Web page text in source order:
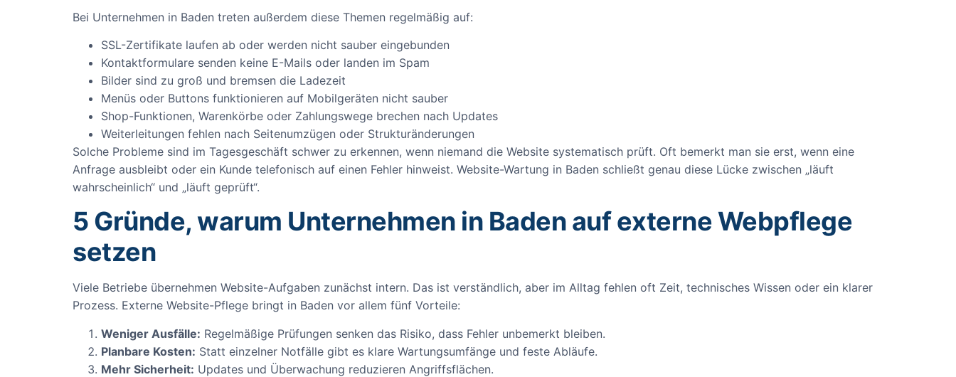
Bei Unternehmen in Baden treten außerdem diese Themen regelmäßig auf:
SSL-Zertifikate laufen ab oder werden nicht sauber eingebunden
Kontaktformulare senden keine E-Mails oder landen im Spam
Bilder sind zu groß und bremsen die Ladezeit
Menüs oder Buttons funktionieren auf Mobilgeräten nicht sauber
Shop-Funktionen, Warenkörbe oder Zahlungswege brechen nach Updates
Weiterleitungen fehlen nach Seitenumzügen oder Strukturänderungen
Solche Probleme sind im Tagesgeschäft schwer zu erkennen, wenn niemand die Website systematisch prüft. Oft bemerkt man sie erst, wenn eine
Anfrage ausbleibt oder ein Kunde telefonisch auf einen Fehler hinweist. Website-Wartung in Baden schließt genau diese Lücke zwischen „läuft
wahrscheinlich“ und „läuft geprüft“.
5 Gründe, warum Unternehmen in Baden auf externe Webpflege
setzen
Viele Betriebe übernehmen Website-Aufgaben zunächst intern. Das ist verständlich, aber im Alltag fehlen oft Zeit, technisches Wissen oder ein klarer
Prozess. Externe Website-Pflege bringt in Baden vor allem fünf Vorteile:
Weniger Ausfälle: Regelmäßige Prüfungen senken das Risiko, dass Fehler unbemerkt bleiben.
Planbare Kosten: Statt einzelner Notfälle gibt es klare Wartungsumfänge und feste Abläufe.
Mehr Sicherheit: Updates und Überwachung reduzieren Angriffsflächen.